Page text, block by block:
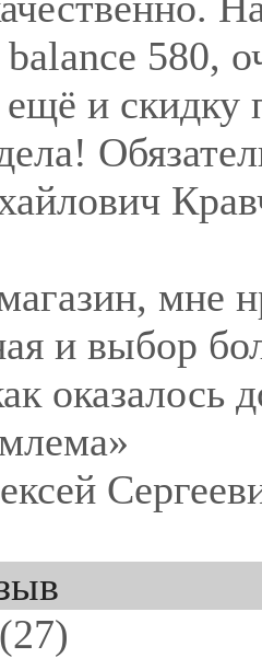
580,
ещё и
мне
и выбор
оказалось
(27)